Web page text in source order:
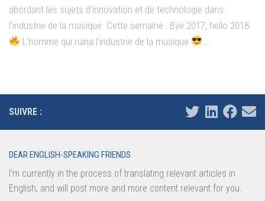
abordant les sujets d’innovation et de technologie dans
l’industrie de la musique. Cette semaine : Bye 2017, hello 2018
L’homme qui ruina l’industrie de la musique
SUIVRE :
DEAR ENGLISH-SPEAKING FRIENDS
I’m currently in the process of translating relevant articles in
English, and will post more and more content relevant for you.